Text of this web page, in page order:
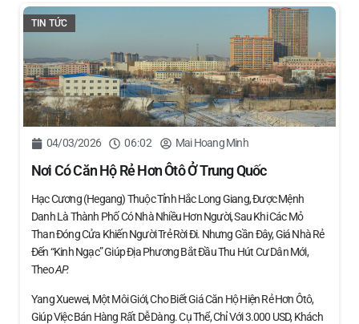
TIN TỨC
04/03/2026 06:02 Mai Hoang Minh
Nơi Có Căn Hộ Rẻ Hơn Ôtô Ở Trung Quốc
Hạc Cương (Hegang) Thuộc Tỉnh Hắc Long Giang, Được Mệnh
Danh Là Thành Phố Có Nhà Nhiều Hơn Người, Sau Khi Các Mỏ
Than Đóng Cửa Khiến Người Trẻ Rời Đi. Nhưng Gần Đây, Giá Nhà Rẻ
Đến “kinh Ngạc” Giúp Địa Phương Bắt Đầu Thu Hút Cư Dân Mới,
TheoAP.
Yang Xuewei, Một Môi Giới, Cho Biết Giá Căn Hộ Hiện Rẻ Hơn Ôtô,
Giúp Việc Bán Hàng Rất Dễ Dàng. Cụ Thể, Chỉ Với 3.000 USD, Khách